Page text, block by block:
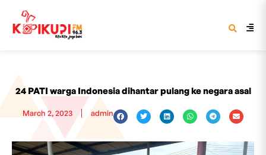
24 PATI warga Indonesia dihantar pulang ke negara asal
March 2, 2023 admin